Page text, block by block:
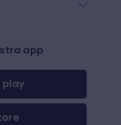
app
play